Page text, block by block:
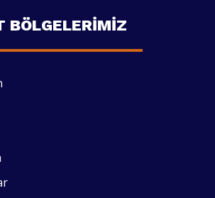
BÖLGELERİMİZ